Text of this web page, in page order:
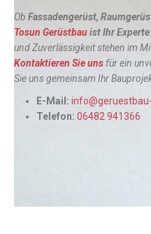
Ob Fassadengerüst,
Tosun Gerüstbauist Ihr Experte
und Zuverlässigkeit stehen im
Kontaktieren Sie uns für ein
Sie uns gemeinsam Ihr
E-Mail:
Telefon: 06482 941366